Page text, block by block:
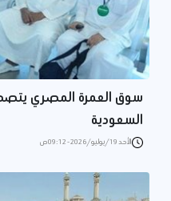
سوق العمرة المصري
السعودية
الأحد 19/يوليو/2026 - 09:12 ص